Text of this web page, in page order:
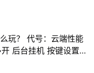
玩？ 代号：云端性能
后台挂机 按键设置